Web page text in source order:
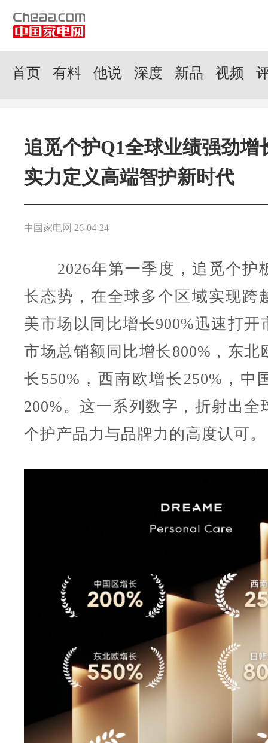
首页 有料 他说 深度 新品 视频
追觅个护Q1全球业绩强劲增
实力定义高端智护新时代
中国家电网 26-04-24
2026年第一季度，追觅个护
长态势，在全球多个区域实现跨
美市场以同比增长900%迅速打开
市场总销额同比增长800%，东北
长550%，西南欧增长250%，中
200%。这一系列数字，折射出全
个护产品力与品牌力的高度认可。